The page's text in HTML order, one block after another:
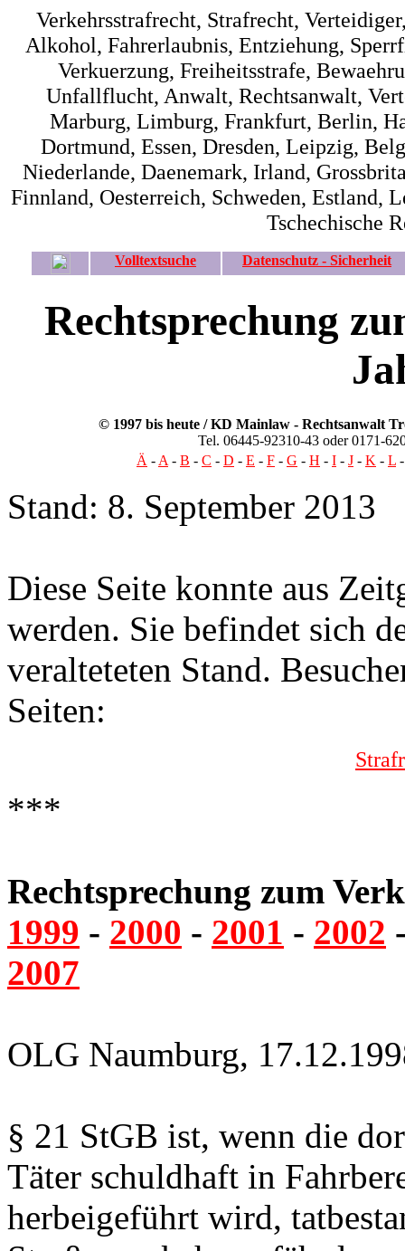
Verkehrsstrafrecht, Strafrecht,
Alkohol, Fahrerlaubnis, Entziehung,
Verkuerzung, Freiheitsstrafe,
Unfallflucht, Anwalt, Rechtsanwalt,
Marburg, Limburg, Frankfurt, Berlin,
Dortmund, Essen, Dresden, Leipzig,
Niederlande, Daenemark, Irland,
Finnland, Oesterreich, Schweden, Estland,
Tschechische
Volltextsuche Datenschutz - Sicherheit
Rechtsprechung
© 1997 bis heute / KD Mainlaw - Rechtsanwalt
Tel. 06445-92310-43 oder 0171-
Ä - A - B - C - D - E - F - G - H - I - J - K - L
Stand: 8. September 2013
Diese Seite konnte aus
werden. Sie befindet sich
veralteteten Stand.
Seiten:
***
Rechtsprechung zum
1999 - 2000 - 2001 - 2002
2007
OLG Naumburg,
§ 21 StGB ist, wenn die
Täter schuldhaft in
herbeigeführt wird,